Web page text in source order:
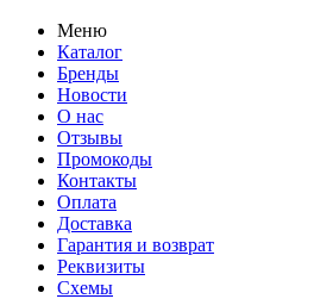
Меню
Каталог
Бренды
Новости
О нас
Отзывы
Промокоды
Контакты
Оплата
Доставка
Гарантия и возврат
Реквизиты
Схемы